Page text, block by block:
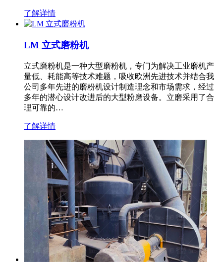
了解详情
LM 立式磨粉机
立式磨粉机是一种大型磨粉机，专门为解决工业磨机产
量低、耗能高等技术难题，吸收欧洲先进技术并结合我
公司多年先进的磨粉机设计制造理念和市场需求，经过
多年的潜心设计改进后的大型粉磨设备。立磨采用了合
理可靠的…
了解详情